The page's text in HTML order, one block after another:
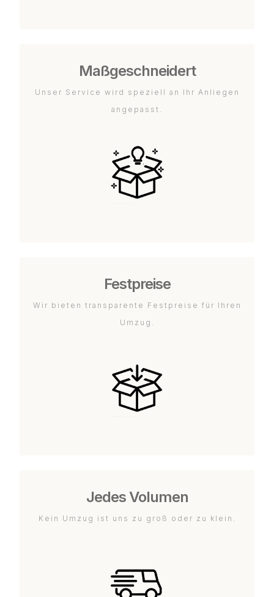
Maßgeschneidert
Unser Service wird speziell an Ihr Anliegen
angepasst.
Festpreise
Wir bieten transparente Festpreise für Ihren
Umzug.
Jedes Volumen
Kein Umzug ist uns zu groß oder zu klein.